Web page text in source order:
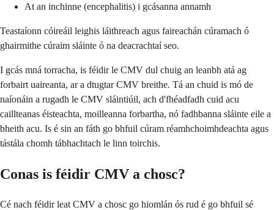
At an inchinne (encephalitis) i gcásanna annamh
Teastaíonn cóireáil leighis láithreach agus faireachán cúramach ó
ghairmithe cúraim sláinte ó na deacrachtaí seo.
I gcás mná torracha, is féidir le CMV dul chuig an leanbh atá ag
forbairt uaireanta, ar a dtugtar CMV breithe. Tá an chuid is mó de
naíonáin a rugadh le CMV sláintiúil, ach d'fhéadfadh cuid acu
caillteanas éisteachta, moilleanna forbartha, nó fadhbanna sláinte eile a
bheith acu. Is é sin an fáth go bhfuil cúram réamhchoimhdeachta agus
tástála chomh tábhachtach le linn toirchis.
Conas is féidir CMV a chosc?
Cé nach féidir leat CMV a chosc go hiomlán ós rud é go bhfuil sé